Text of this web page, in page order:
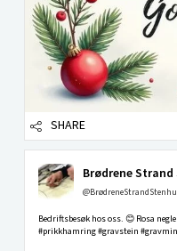
SHARE
Brødrene
Bedriftsbesøk hos oss. 😊 Rosa
#prikkhamring #gravstein